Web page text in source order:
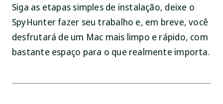
Siga as etapas simples de instalação, deixe o
SpyHunter fazer seu trabalho e, em breve, você
desfrutará de um Mac mais limpo e rápido, com
bastante espaço para o que realmente importa.